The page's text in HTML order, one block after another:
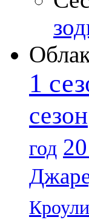
1
сезон
год
Кроули